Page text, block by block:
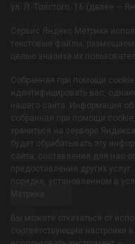
СВЯЖИТЕСЬ С НАМИ:
+7(499)288-00-43
Resortiksha@mfkmf.ru
Филиал-УОЦ «Икша»
ФГБУ «МФК Минфина
ОП «Медицинский центр»
Филиал-Санаторий
Погода Мытищи
Gis
mediaidea
ул. Л. Толстого, 16 (далее —
Сервис Яндекс Метрика
текстовые файлы,
целью анализа их
Собранная при помощи
идентифицировать вас,
нашего сайта. Информация
собранная при помощи
храниться на сервере
будет обрабатывать эту
сайта, составления для нас
предоставления других
порядке, установленном в
Метрика.
Вы можете отказаться от
соответствующие настройки